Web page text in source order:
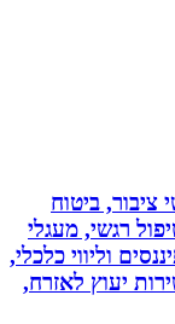
ביטוח
מעגלי
כלכלי,
לאזרח,